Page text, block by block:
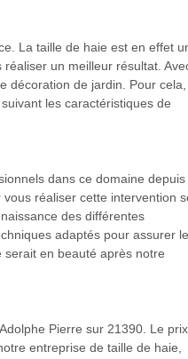
La taille de haie est en effet
un meilleur résultat.
décoration de jardin. Pour cela,
les caractéristiques de
dans ce domaine depuis
réaliser cette intervention
des différentes
adaptés pour assurer
en beauté après notre
Pierre sur 21390. Le prix
entreprise de taille de haie,